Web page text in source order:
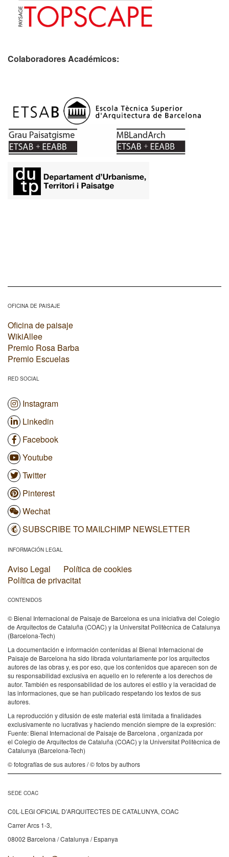
Colaboradores Académicos:
OFICINA DE PAISAJE
Oficina de paisaje
WikiAllee
Premio Rosa Barba
Premio Escuelas
RED SOCIAL
Instagram
Linkedin
Facebook
Youtube
Twitter
Pinterest
Wechat
SUBSCRIBE TO MAILCHIMP NEWSLETTER
INFORMACIÓN LEGAL
Aviso Legal
Política de cookies
Política de privacitat
CONTENIDOS
© Bienal Internacional de Paisaje de Barcelona es una iniciativa del Colegio
de Arquitectos de Cataluña (COAC) y la Universitat Politècnica de Catalunya
(Barcelona-Tech)
La documentación e información contenidas al Bienal Internacional de
Paisaje de Barcelona ha sido librada voluntariamente por los arquitectos
autores de las obras y, es por eso, que los contenidos que aparecen son de
su responsabilidad exclusiva en aquello en lo referente a los derechos de
autor. También es responsabilidad de los autores el estilo y la veracidad de
las informaciones, que se han publicado respetando los textos de sus
autores.
La reproducción y difusión de este material está limitada a finalidades
exclusivamente no lucrativas y haciendo mención siempre de la expresión:
Fuente: Bienal Internacional de Paisaje de Barcelona , organizada por
el Colegio de Arquitectos de Cataluña (COAC) y la Universitat Politècnica de
Catalunya (Barcelona-Tech)
© fotografías de sus autores / © fotos by authors
SEDE COAC
C0L·LEGI OFICIAL D’ARQUITECTES DE CATALUNYA, COAC
Carrer Arcs 1-3,
08002 Barcelona / Catalunya / Espanya